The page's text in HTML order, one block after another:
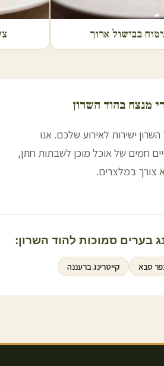
בבישול ארוך
מנצח בהוד השרון
ישירות לאירוע שלכם. אנו
חמים של אוכל מוכן לשבתות חתן,
צורך במלצרים.
בערים סמוכות להוד השרון:
סבא קייטרינג ברעננה